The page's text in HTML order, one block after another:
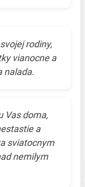
rodiny,
vianocne a
nalada.
Vas doma,
a
sviatocnym
nemilym